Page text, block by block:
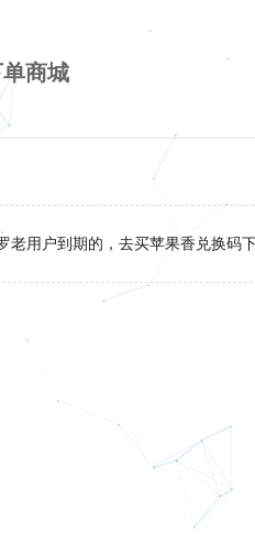
商城
用户到期的，去买苹果香兑换码